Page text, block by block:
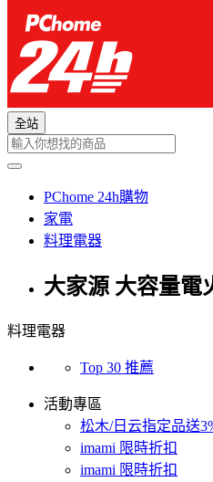
全站
PChome 24h購物
家電
料理電器
大家源 大容量電
料理電器
Top 30 推薦
活動專區
松木/日云指定品送
imami 限時折扣
imami 限時折扣